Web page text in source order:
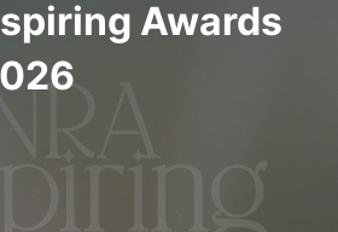
Awards